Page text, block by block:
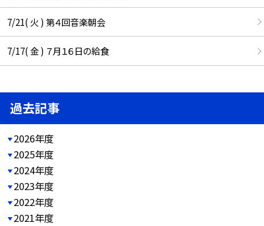
7/21( 火 ) 第４回音楽朝会
7/17( 金 ) ７月１６日の給食
過去記事
2026年度
2025年度
2024年度
2023年度
2022年度
2021年度